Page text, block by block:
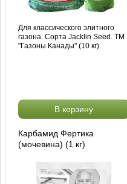
Для классического элитного
газона. Сорта Jacklin Seed. ТМ
"Газоны Канады" (10 кг).
В корзину
Карбамид Фертика
(мочевина) (1 кг)